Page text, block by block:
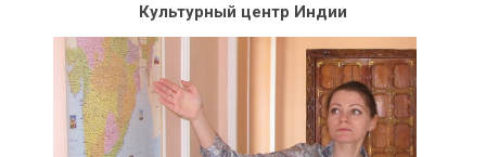
Культурный центр Индии